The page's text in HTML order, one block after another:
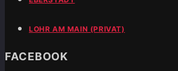
LOHR AM MAIN (PRIVAT)
FACEBOOK